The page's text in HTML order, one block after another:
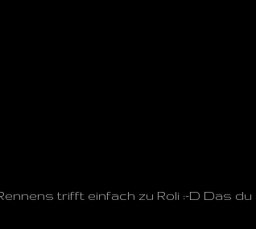
trifft einfach zu Roli :-D Das du